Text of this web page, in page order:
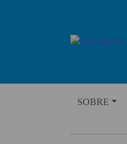
SOBRE